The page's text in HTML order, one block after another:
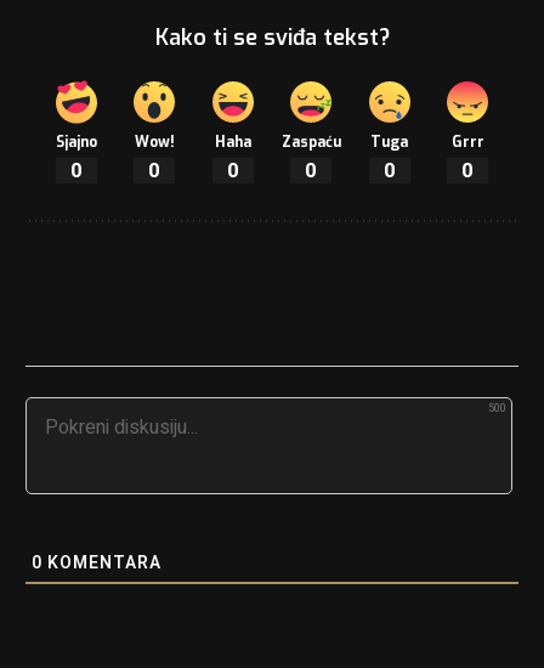
Kako ti se sviđa tekst?
Sjajno
0
Wow!
0
Haha
0
Zaspaću
0
Tuga
0
Grrr
0
500
0 KOMENTARA